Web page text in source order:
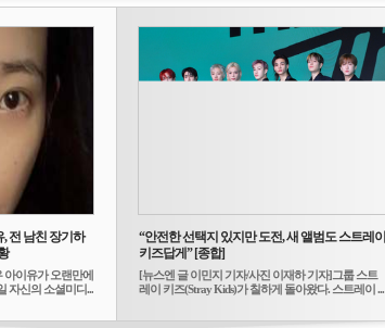
, 전 남친 장기하
아이유가 오랜만에
자신의 소셜미디...
“안전한 선택지 있지만 도전, 새 앨범도 스트레이
키즈답게” [종합]
[뉴스엔 글 이민지 기자/사진 이재하 기자]그룹 스트
레이 키즈(Stray Kids)가 칠하게 돌아왔다. 스트레이 ...